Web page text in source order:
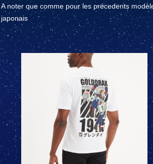
A noter que comme pour les précedents
japonais